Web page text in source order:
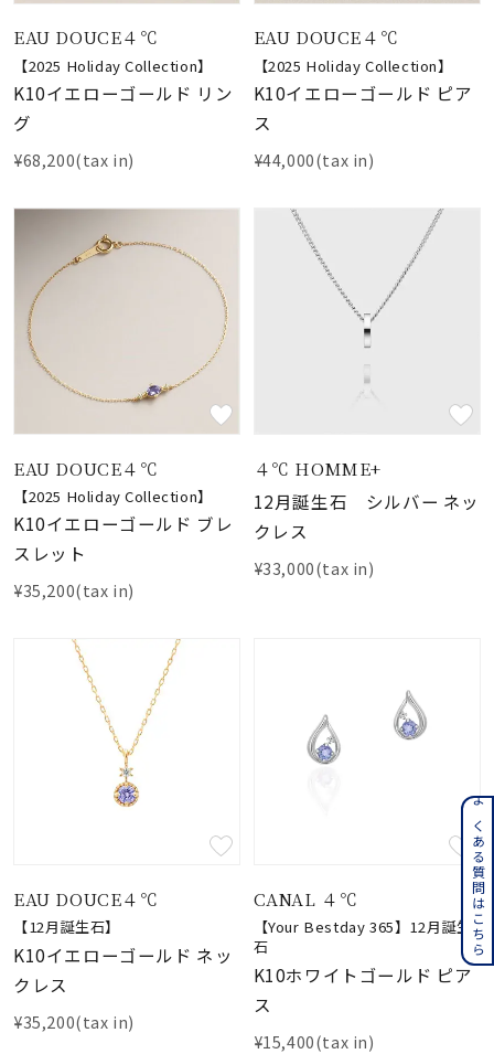
EAU DOUCE４℃
【2025 Holiday Collection】
K10イエローゴールド リン
グ
¥68,200(tax in)
EAU DOUCE４℃
【2025 Holiday Collection】
K10イエローゴールド ピア
ス
¥44,000(tax in)
EAU DOUCE４℃
【2025 Holiday Collection】
K10イエローゴールド ブレ
スレット
¥35,200(tax in)
４℃ HOMME+
12月誕生石 シルバー ネッ
クレス
¥33,000(tax in)
EAU DOUCE４℃
【12月誕生石】
K10イエローゴールド ネッ
クレス
¥35,200(tax in)
CANAL ４℃
【Your Bestday 365】12月誕生
石
K10ホワイトゴールド ピア
ス
¥15,400(tax in)
よくある質問はこちら